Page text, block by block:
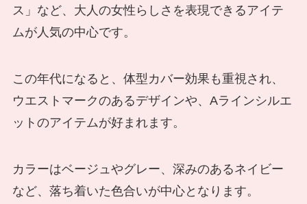
ス」など、大人の女性らしさを表現できるアイテ
ムが人気の中心です。
この年代になると、体型カバー効果も重視され、
ウエストマークのあるデザインや、Aラインシルエ
ットのアイテムが好まれます。
カラーはベージュやグレー、深みのあるネイビー
など、落ち着いた色合いが中心となります。